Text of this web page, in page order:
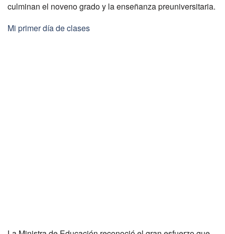
culminan el noveno grado y la enseñanza preuniversitaria.
Mi primer día de clases